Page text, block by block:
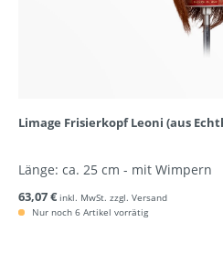
Limage Frisierkopf Leoni (aus
Länge: ca. 25 cm - mit Wimpern
63,07 € inkl. MwSt. zzgl. Versand
Nur noch 6 Artikel vorrätig